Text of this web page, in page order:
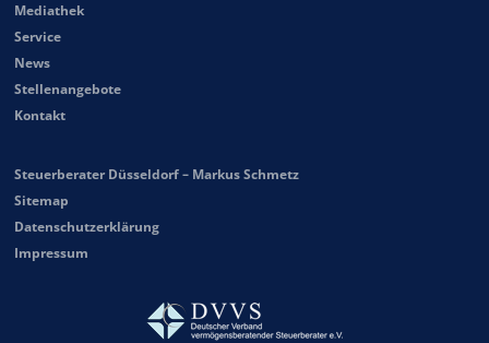
Mediathek
Service
News
Stellenangebote
Kontakt
Steuerberater Düsseldorf – Markus Schmetz
Sitemap
Datenschutzerklärung
Impressum